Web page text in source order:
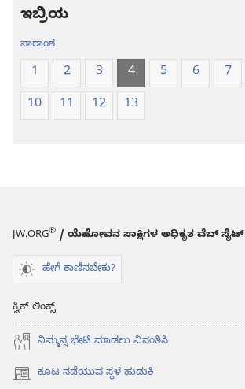
ಇಬ್ರಿಯ
ಸಾರಾಂಶ
1 2 3 4 5 6 7
10
11 12 13
JW.ORG® / ಯೆಹೋವನ ಸಾಕ್ಷಿಗಳ ಅಧಿಕೃತ ವೆಬ್ ಸೈಟ್
ಹೇಗೆ ಕಾಣಿಸಬೇಕು?
ಕ್ವಿಕ್ ಲಿಂಕ್ಸ್
ನಿಮ್ಮನ್ನ ಭೇಟಿ ಮಾಡಲು ವಿನಂತಿಸಿ
ಕೂಟ ನಡೆಯುವ ಸ್ಥಳ ಹುಡುಕಿ
(opens